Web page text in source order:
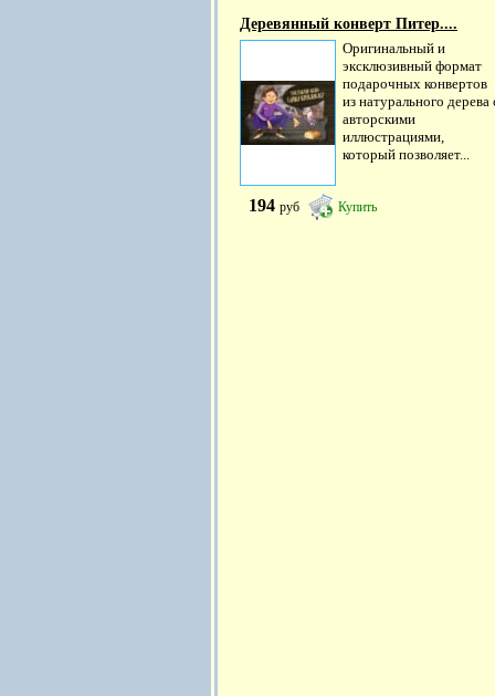
Деревянный конверт Питер....
Оригинальный и
эксклюзивный формат
подарочных конвертов
из натурального дерева
авторскими
иллюстрациями,
который позволяет...
194 руб Купить